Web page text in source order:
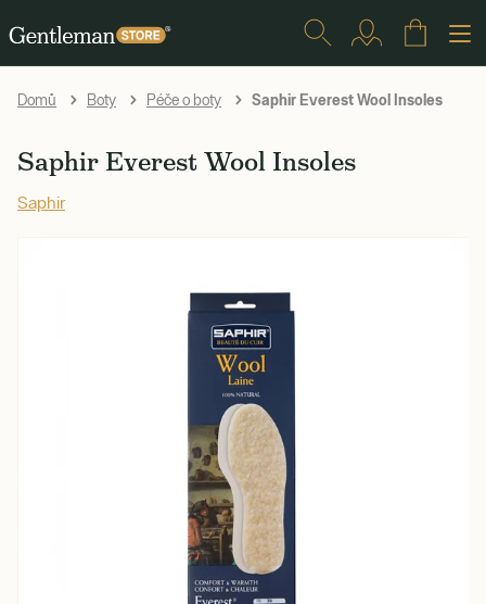
Domů Boty Péče o boty Saphir Everest Wool Insoles
Saphir Everest Wool Insoles
Saphir